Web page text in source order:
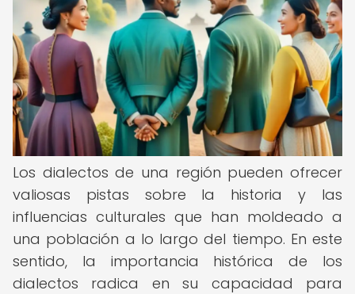
Los dialectos de una región pueden ofrecer
valiosas pistas sobre la historia y las
influencias culturales que han moldeado a
una población a lo largo del tiempo. En este
sentido, la importancia histórica de los
dialectos radica en su capacidad para